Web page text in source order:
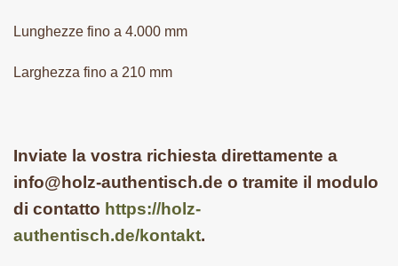
Lunghezze fino a 4.000 mm
Larghezza fino a 210 mm
Inviate la vostra richiesta direttamente a
info@holz-authentisch.de o tramite il modulo
di contatto https://holz-
authentisch.de/kontakt.